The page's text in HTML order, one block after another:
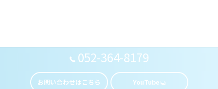
052-364-8179
お問い合わせはこちら YouTube